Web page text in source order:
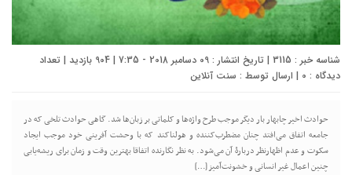
شناسه خبر : 3115 | تاریخ انتشار : 09 دسامبر 2018 - 7:35 | 904 بازدید | تعداد
دیدگاه : 0 | ارسال توسط : سنت آنلاین
حوادث اخیر چابهار بار دیگر موجب طرح واژه‌ها و کلماتی بر زبان‌ها شد. گاهی حوادث تلخی که در
جامعه اتفاق می‌افتد چنان مضطرب‌کننده و هولناکند که با وحشت آفرینی خود موجب ایجاد
سکوت و عدم اظهارنظر دربارۀ آن می‌شود. به نظر نگارنده اتفاقا بهترین وقت و زمان برای ریشه‌یابی
چنین اعمال غیر انسانی و خشونت‌آمیز […]